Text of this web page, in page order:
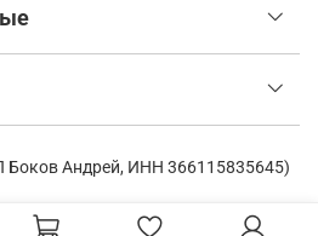
Андрей, ИНН 366115835645)